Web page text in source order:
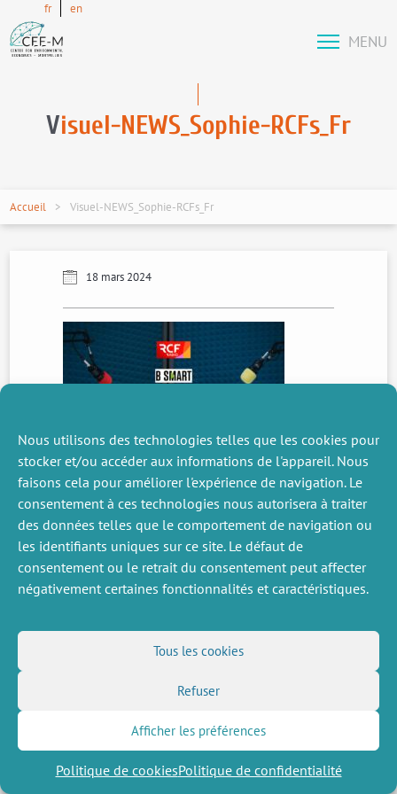
Nous utilisons des technologies telles que les cookies pour
stocker et/ou accéder aux informations de l'appareil. Nous
faisons cela pour améliorer l'expérience de navigation. Le
consentement à ces technologies nous autorisera à traiter
des données telles que le comportement de navigation ou
les identifiants uniques sur ce site. Le défaut de
consentement ou le retrait du consentement peut affecter
négativement certaines fonctionnalités et caractéristiques.
Tous les cookies
Refuser
Afficher les préférences
Politique de cookiesPolitique de confidentialité
fr en
MENU
Visuel-NEWS_Sophie-RCFs_Fr
Accueil Visuel-NEWS_Sophie-RCFs_Fr
18 mars 2024
ACTUALITÉS
PRÉCÉDENTE
DIVERS
Offres d’emploi
Job market
NOUS SUIVRE
Flux RSS